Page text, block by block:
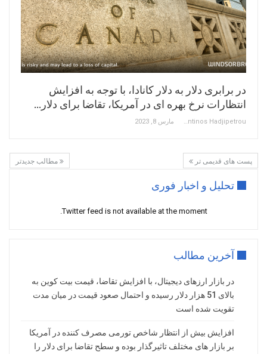
در برابری دلار به دلار کانادا، با توجه به افزایش
انتظارات نرخ بهره ای در آمریکا، تقاضا برای دلار…
Constantinos Hadjipetrou مارس 8, 2023
پست های قدیمی تر مطالب جدیدتر
تحلیل و اخبار فوری
Twitter feed is not available at the moment.
آخرین مطالب
در بازار ارزهای دیجیتال، با افزایش تقاضا، قیمت بیت کوین به
بالای 51 هزار دلار رسیده و احتمال صعود قیمت در میان مدت
تقویت شده است
افزایش بیش از انتظار شاخص تورمی مصرف کننده در آمریکا
بر بازار های مختلف تاثیرگذار بوده و سطح تقاضا برای دلار را